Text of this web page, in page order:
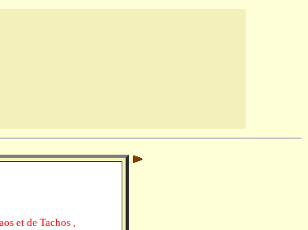
et de Tachos ,